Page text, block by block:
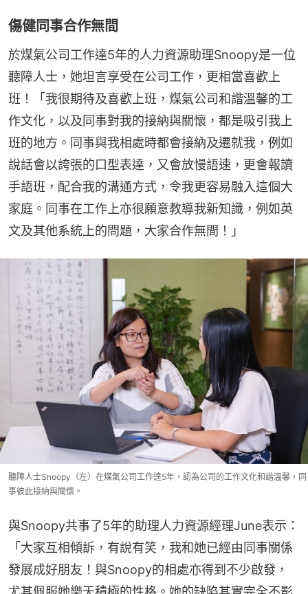
傷健同事合作無間
於煤氣公司工作達5年的人力資源助理Snoopy是一位
聽障人士，她坦言享受在公司工作，更相當喜歡上
班！「我很期待及喜歡上班，煤氣公司和諧溫馨的工
作文化，以及同事對我的接納與關懷，都是吸引我上
班的地方。同事與我相處時都會接納及遷就我，例如
說話會以誇張的口型表達，又會放慢語速，更會報讀
手語班，配合我的溝通方式，令我更容易融入這個大
家庭。同事在工作上亦很願意教導我新知識，例如英
文及其他系統上的問題，大家合作無間！」
聽障人士Snoopy（左）在煤氣公司工作達5年，認為公司的工作文化和諧溫馨，同
事彼此接納與關懷。
與Snoopy共事了5年的助理人力資源經理June表示：
「大家互相傾訴，有說有笑，我和她已經由同事關係
發展成好朋友！與Snoopy的相處亦得到不少啟發，